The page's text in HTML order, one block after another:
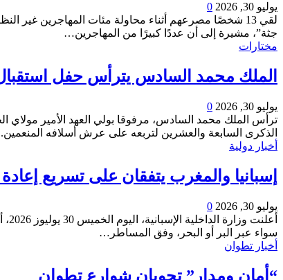
يوليو 30, 2026
0
لقي 13 شخصًا مصرعهم أثناء محاولة مئات المهاجرين غير النظاميين الوصول إلى مدينة سبتة المحتلة، وفق ما أعلنته متحدثة باسم الحكومة الإسبانية، الخميس.
جثة”، مشيرة إلى أن عددًا كبيرًا من المهاجرين…
مختارات
الملك محمد السادس يترأس حفل استقبال بمناسبة
يوليو 30, 2026
0
ترأس الملك محمد السادس، مرفوقا بولي العهد الأمير مولاي
الذكرى السابعة والعشرين لتربعه على عرش أسلافه المنعمين.
أخبار دولية
إسبانيا والمغرب يتفقان على تسريع
يوليو 30, 2026
0
سواء عبر البر أو البحر، وفق المساطر …
أخبار تطوان
“أمان ومدار” تجوبان شوارع تطوان